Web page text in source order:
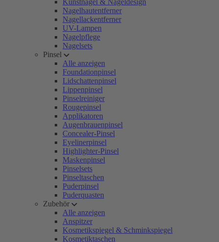
Kunstnägel & Nageldesign
Nagelhautentferner
Nagellackentferner
UV-Lampen
Nagelpflege
Nagelsets
Pinsel
Alle anzeigen
Foundationpinsel
Lidschattenpinsel
Lippenpinsel
Pinselreiniger
Rougepinsel
Applikatoren
Augenbrauenpinsel
Concealer-Pinsel
Eyelinerpinsel
Highlighter-Pinsel
Maskenpinsel
Pinselsets
Pinseltaschen
Puderpinsel
Puderquasten
Zubehör
Alle anzeigen
Anspitzer
Kosmetikspiegel & Schminkspiegel
Kosmetiktaschen